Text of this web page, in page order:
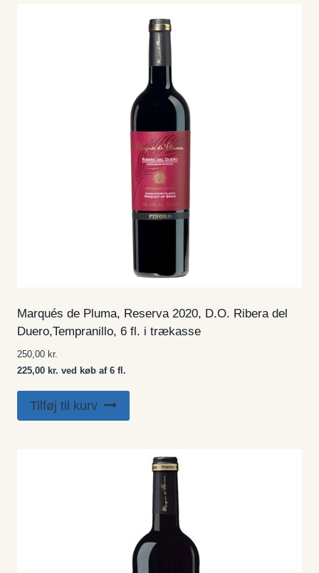
Marqués de Pluma, Reserva 2020, D.O. Ribera del
Duero,Tempranillo, 6 fl. i trækasse
250,00 kr.
225,00 kr. ved køb af 6 fl.
Tilføj til kurv